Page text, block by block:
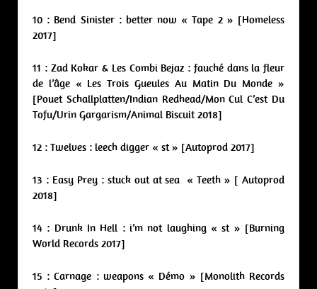
10 : Bend Sinister : better now « Tape 2 » [Homeless
2017]
11 : Zad Kokar & Les Combi Bejaz : fauché dans la fleur
de l’âge « Les Trois Gueules Au Matin Du Monde »
[Pouet Schallplatten/Indian Redhead/Mon Cul C’est Du
Tofu/Urin Gargarism/Animal Biscuit 2018]
12 : Twelves : leech digger « st » [Autoprod 2017]
13 : Easy Prey : stuck out at sea « Teeth » [ Autoprod
2018]
14 : Drunk In Hell : i’m not laughing « st » [Burning
World Records 2017]
15 : Carnage : weapons « Démo » [Monolith Records